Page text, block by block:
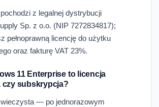
z legalnej dystrybucji
Sp. z o.o. (NIP 7272834817);
pełnoprawną licencję do użytku
oraz fakturę VAT 23%.
11 Enterprise to licencja
czy subskrypcja?
wieczysta — po jednorazowym